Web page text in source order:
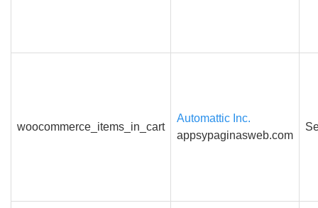
woocommerce_items_in_cart
Automattic Inc.
appsypaginasweb.com